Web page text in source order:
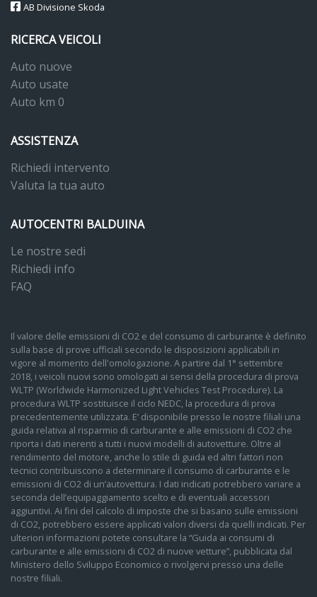
AB Divisione Skoda
RICERCA VEICOLI
Auto nuove
Auto usate
Auto km 0
ASSISTENZA
Richiedi intervento
Valuta la tua auto
AUTOCENTRI BALDUINA
Le nostre sedi
Richiedi info
FAQ
Il valore delle emissioni di CO2 e del consumo di carburante è definito
sulla base di prove ufficiali secondo le disposizioni applicabili in
vigore al momento dell'omologazione. A partire dal 1° settembre
2018, i veicoli nuovi sono omologati ai sensi della procedura di prova
WLTP (Worldwide Harmonized Light Vehicles Test Procedure). La
procedura WLTP sostituisce il ciclo NEDC, la procedura di prova
precedentemente utilizzata. E’ disponibile presso le nostre filiali una
guida relativa al risparmio di carburante e alle emissioni di CO2 che
riporta i dati inerenti a tutti i nuovi modelli di autovetture. Oltre al
rendimento del motore, anche lo stile di guida ed altri fattori non
tecnici contribuiscono a determinare il consumo di carburante e le
emissioni di CO2 di un’autovettura. I dati indicati potrebbero variare a
seconda dell’equipaggiamento scelto e di eventuali accessori
aggiuntivi. Ai fini del calcolo di imposte che si basano sulle emissioni
di CO2, potrebbero essere applicati valori diversi da quelli indicati. Per
ulteriori informazioni potete consultare la “Guida ai consumi di
carburante e alle emissioni di CO2 di nuove vetture”, pubblicata dal
Ministero dello Sviluppo Economico o rivolgervi presso una delle
nostre filiali.